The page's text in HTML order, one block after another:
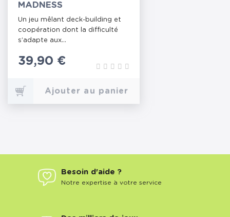
MADNESS
Un jeu mêlant deck-building et
coopération dont la difficulté
s’adapte aux...
Prix
39,90 €
Ajouter au panier
Besoin d'aide ?
Notre expertise à votre service